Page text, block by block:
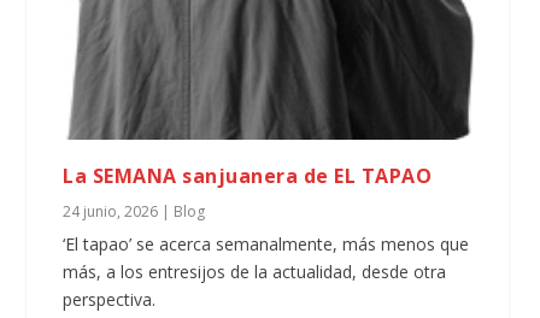
La SEMANA sanjuanera de EL TAPAO
24 junio, 2026 | Blog
‘El tapao’ se acerca semanalmente, más menos que
más, a los entresijos de la actualidad, desde otra
perspectiva.